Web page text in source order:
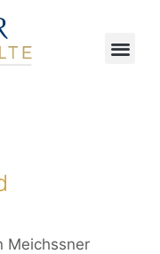
Meichssner